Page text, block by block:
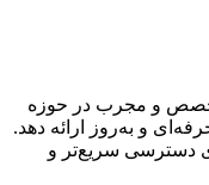
و مجرب در حوزه
و به‌روز ارائه دهد.
دسترسی سریع‌تر و